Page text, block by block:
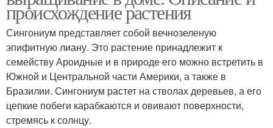
происхождение растения
Сингониум представляет собой вечнозеленую
эпифитную лиану. Это растение принадлежит к
семейству Ароидные и в природе его можно встретить в
Южной и Центральной части Америки, а также в
Бразилии. Сингониум растет на стволах деревьев, а его
цепкие побеги карабкаются и овивают поверхности,
стремясь к солнцу.